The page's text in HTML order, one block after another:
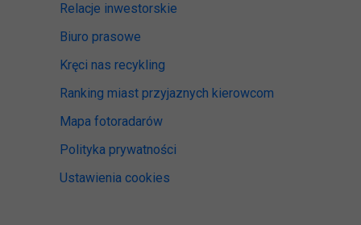
Relacje inwestorskie
Biuro prasowe
Kręci nas recykling
Ranking miast przyjaznych kierowcom
Mapa fotoradarów
Polityka prywatności
Ustawienia cookies